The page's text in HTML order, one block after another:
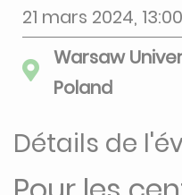
21 mars 2024, 13:00
Warsaw
Poland
Détails de